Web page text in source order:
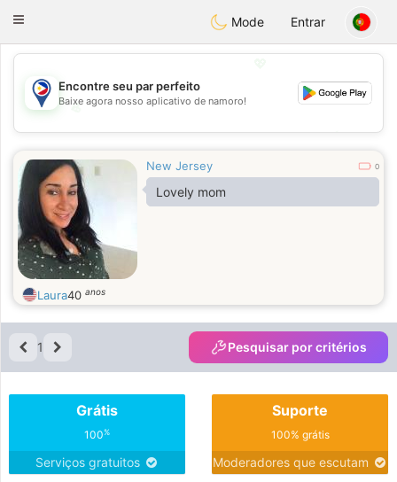
PhilippinesChat
Toggle
Mode Entrar
💖
💕
Encontre seu par perfeito
Baixe agora nosso aplicativo de namoro!
New Jersey 0
Lovely mom
Laura40 anos
1 Pesquisar por critérios
Grátis
100%
Serviços gratuitos
Suporte
100% grátis
Moderadores que escutam